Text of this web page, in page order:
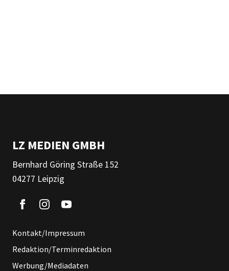
LZ MEDIEN GMBH
Bernhard Göring Straße 152
04277 Leipzig
Kontakt/Impressum
Redaktion/Terminredaktion
Werbung/Mediadaten